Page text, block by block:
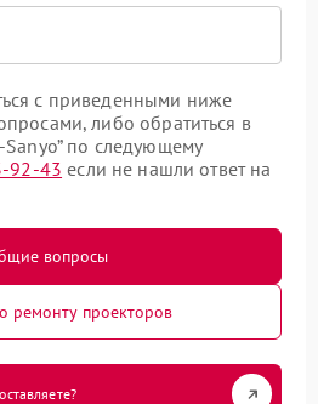
с приведенными ниже
либо обратиться в
по следующему
92-43 если не нашли ответ на
вопросы
ремонту проекторов